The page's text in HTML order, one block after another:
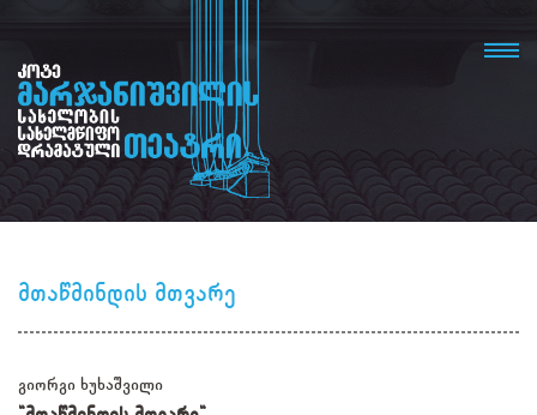
მთაწმინდის მთვარე
გიორგი ხუხაშვილი